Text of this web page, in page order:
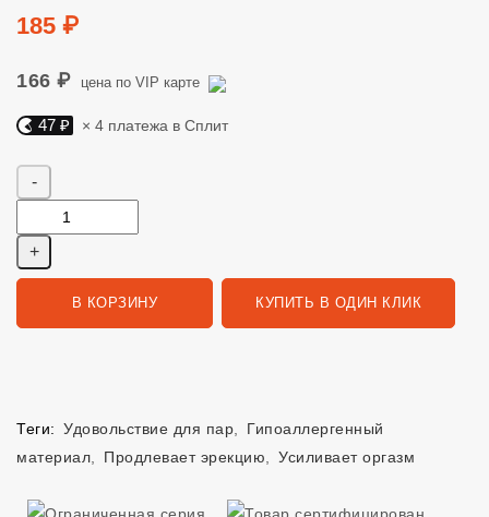
Цена
185 ₽
166 ₽ цена по VIP карте
Яндекс Сплит. 47 руб, 4 платежа в Сплит
47 ₽ × 4 платежа в Сплит
В КОРЗИНУ КУПИТЬ В ОДИН КЛИК
Теги: Удовольствие для пар
Гипоаллергенный
материал
Продлевает эрекцию Усиливает оргазм